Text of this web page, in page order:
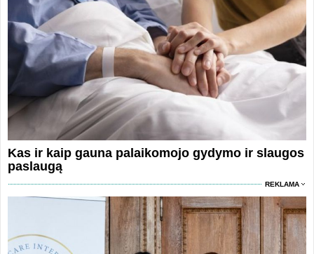
Kas ir kaip gauna palaikomojo gydymo ir slaugos
paslaugą
REKLAMA